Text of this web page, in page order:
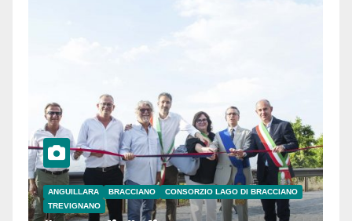
ANGUILLARA BRACCIANO
CONSORZIO LAGO DI BRACCIANO
TREVIGNANO